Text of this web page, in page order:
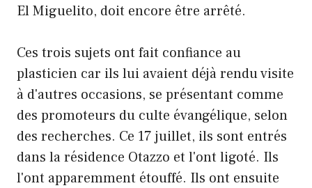
El Miguelito, doit encore être arrêté.
Ces trois sujets ont fait confiance au
plasticien car ils lui avaient déjà rendu visite
à d'autres occasions, se présentant comme
des promoteurs du culte évangélique, selon
des recherches. Ce 17 juillet, ils sont entrés
dans la résidence Otazzo et l'ont ligoté. Ils
l'ont apparemment étouffé. Ils ont ensuite